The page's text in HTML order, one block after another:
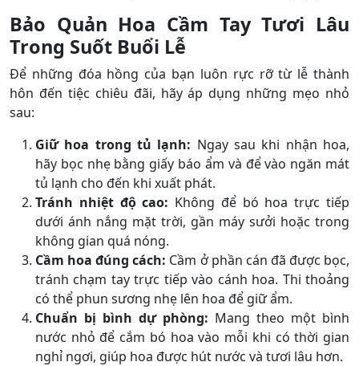
Bảo Quản Hoa Cầm Tay Tươi Lâu
Trong Suốt Buổi Lễ
Để những đóa hồng của bạn luôn rực rỡ từ lễ thành
hôn đến tiệc chiêu đãi, hãy áp dụng những mẹo nhỏ
sau:
Giữ hoa trong tủ lạnh: Ngay sau khi nhận hoa,
hãy bọc nhẹ bằng giấy báo ẩm và để vào ngăn mát
tủ lạnh cho đến khi xuất phát.
Tránh nhiệt độ cao: Không để bó hoa trực tiếp
dưới ánh nắng mặt trời, gần máy sưởi hoặc trong
không gian quá nóng.
Cầm hoa đúng cách: Cầm ở phần cán đã được bọc,
tránh chạm tay trực tiếp vào cánh hoa. Thi thoảng
có thể phun sương nhẹ lên hoa để giữ ẩm.
Chuẩn bị bình dự phòng: Mang theo một bình
nước nhỏ để cắm bó hoa vào mỗi khi có thời gian
nghỉ ngơi, giúp hoa được hút nước và tươi lâu hơn.